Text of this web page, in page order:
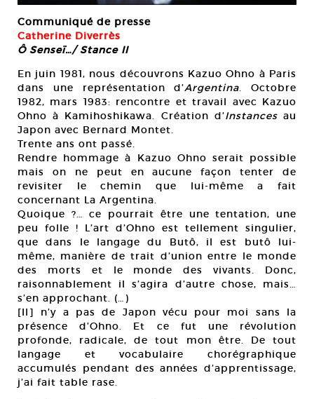
Communiqué de presse
Catherine Diverrès
Ô Senseï…/ Stance II
En juin 1981, nous découvrons Kazuo Ohno à Paris
dans une représentation d’Argentina. Octobre
1982, mars 1983: rencontre et travail avec Kazuo
Ohno à Kamihoshikawa. Création d’Instancesau
Japon avec Bernard Montet.
Trente ans ont passé.
Rendre hommage à Kazuo Ohno serait possible
mais on ne peut en aucune façon tenter de
revisiter le chemin que lui-même a fait
concernant La Argentina.
Quoique ?… ce pourrait être une tentation, une
peu folle ! L’art d’Ohno est tellement singulier,
que dans le langage du Butô, il est butô lui-
même, manière de trait d’union entre le monde
des morts et le monde des vivants. Donc,
raisonnablement il s’agira d’autre chose, mais…
s’en approchant. (…)
[Il] n’y a pas de Japon vécu pour moi sans la
présence d’Ohno. Et ce fut une révolution
profonde, radicale, de tout mon être. De tout
langage et vocabulaire chorégraphique
accumulés pendant des années d’apprentissage,
j’ai fait table rase.